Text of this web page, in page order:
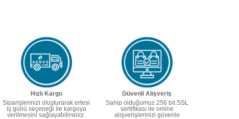
Hızlı Kargo
Siparişlerinizi oluşturarak ertesi
iş günü seçeneği ile kargoya
verilmesini sağlayabilirsiniz.
Güvenli Alışveriş
Sahip olduğumuz 256 bit SSL
sertifikası ile online
alışverişlerinizi güvenle